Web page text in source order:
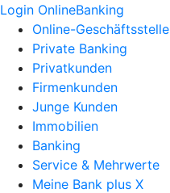
Login OnlineBanking
Online-Geschäftsstelle
Private Banking
Privatkunden
Firmenkunden
Junge Kunden
Immobilien
Banking
Service & Mehrwerte
Meine Bank plus X